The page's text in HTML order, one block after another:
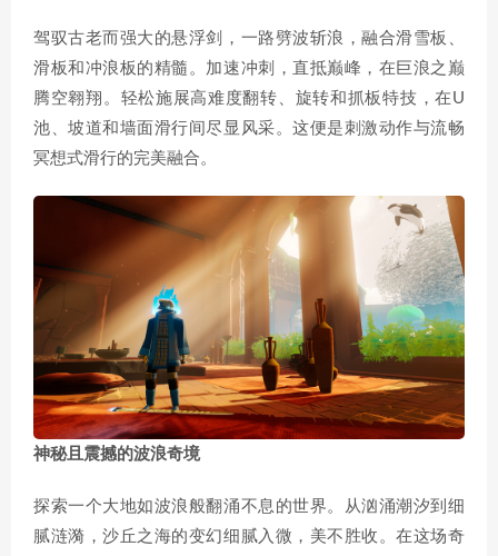
驾驭古老而强大的悬浮剑，一路劈波斩浪，融合滑雪板、
滑板和冲浪板的精髓。加速冲刺，直抵巅峰，在巨浪之巅
腾空翱翔。轻松施展高难度翻转、旋转和抓板特技，在U
池、坡道和墙面滑行间尽显风采。这便是刺激动作与流畅
冥想式滑行的完美融合。
神秘且震撼的波浪奇境
探索一个大地如波浪般翻涌不息的世界。从汹涌潮汐到细
腻涟漪，沙丘之海的变幻细腻入微，美不胜收。在这场奇